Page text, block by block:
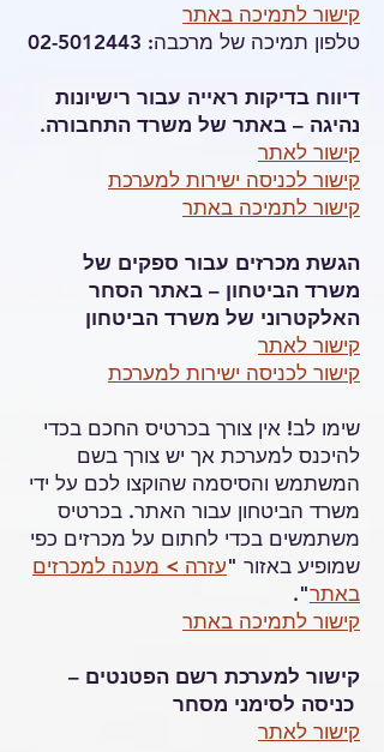
קישור לתמיכה באתר
טלפון תמיכה של מרכבה: 02-5012443
דיווח בדיקות ראייה עבור רישיונות
נהיגה – באתר של משרד התחבורה.
קישור לאתר
קישור לכניסה ישירות למערכת
קישור לתמיכה באתר
הגשת מכרזים עבור ספקים של
משרד הביטחון – באתר הסחר
האלקטרוני של משרד הביטחון
קישור לאתר
קישור לכניסה ישירות למערכת
שימו לב! אין צורך בכרטיס החכם בכדי
להיכנס למערכת אך יש צורך בשם
המשתמש והסיסמה שהוקצו לכם על ידי
משרד הביטחון עבור האתר. בכרטיס
משתמשים בכדי לחתום על מכרזים כפי
שמופיע באזור "עזרה > מענה למכרזים
באתר".
קישור לתמיכה באתר
קישור למערכת רשם הפטנטים –
כניסה לסימני מסחר
קישור לאתר